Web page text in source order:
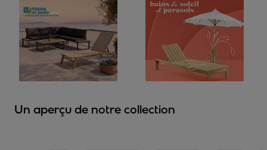
Un aperçu de notre collection